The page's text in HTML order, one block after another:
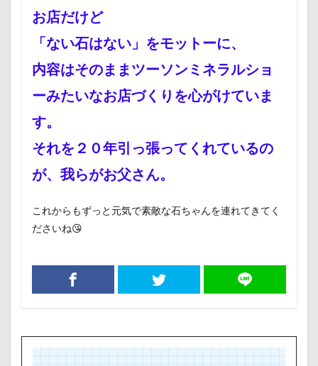
お店だけど
「ない石はない」をモットーに、
内容はそのままツーソンミネラルショ
ーみたいなお店づくりを心がけていま
す。
それを２０年引っ張ってくれているの
が、我らがお父さん。
これからもずっと元気で素敵な石ちゃんを連れてきてく
ださいね😘